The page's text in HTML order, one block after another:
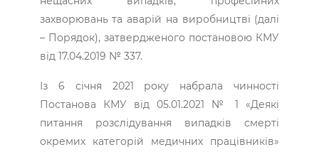
захворювань та аварій на виробництві (далі
– Порядок), затвердженого постановою КМУ
від 17.04.2019 № 337.
Із 6 січня 2021 року набрала чинності
Постанова КМУ від 05.01.2021 № 1 «Деякі
питання розслідування випадків смерті
окремих категорій медичних працівників»